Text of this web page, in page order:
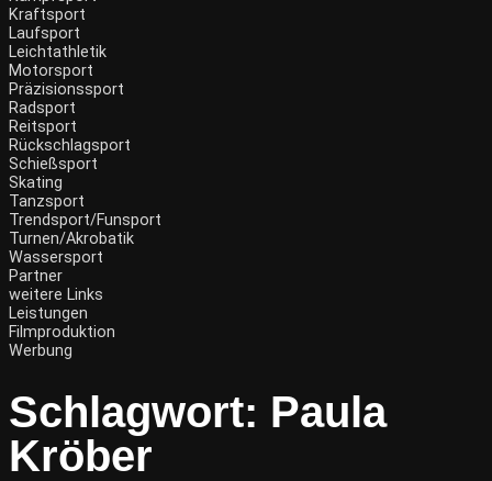
Kraftsport
Laufsport
Leichtathletik
Motorsport
Präzisionssport
Radsport
Reitsport
Rückschlagsport
Schießsport
Skating
Tanzsport
Trendsport/Funsport
Turnen/Akrobatik
Wassersport
Partner
weitere Links
Leistungen
Filmproduktion
Werbung
Schlagwort: Paula
Kröber